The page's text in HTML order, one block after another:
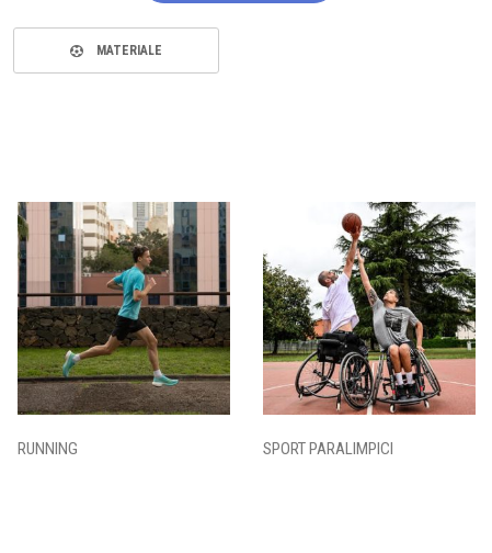
MATERIALE
RUNNING SPORT PARALIMPICI